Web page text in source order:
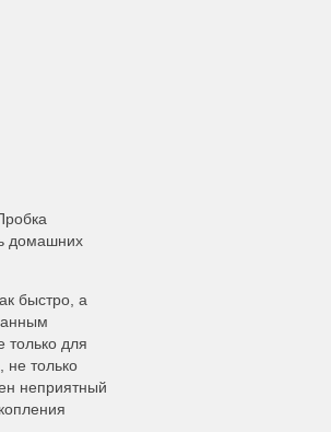
домашних
быстро, а
только для
не только
неприятный